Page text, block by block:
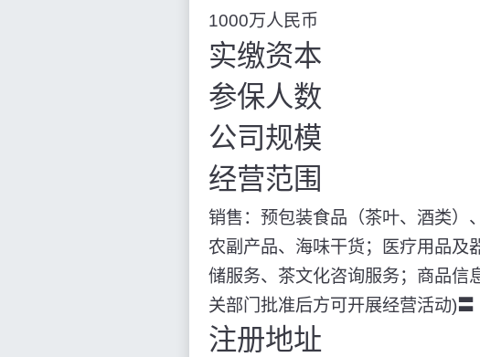
1000万人民币
实缴资本
参保人数
公司规模
经营范围
销售：预包装食品（茶叶、酒类）
农副产品、海味干货；医疗用品及
储服务、茶文化咨询服务；商品信
关部门批准后方可开展经营活动)〓
注册地址